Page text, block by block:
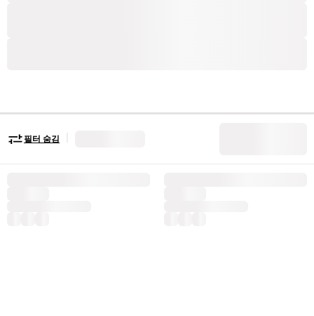
필터 숨김